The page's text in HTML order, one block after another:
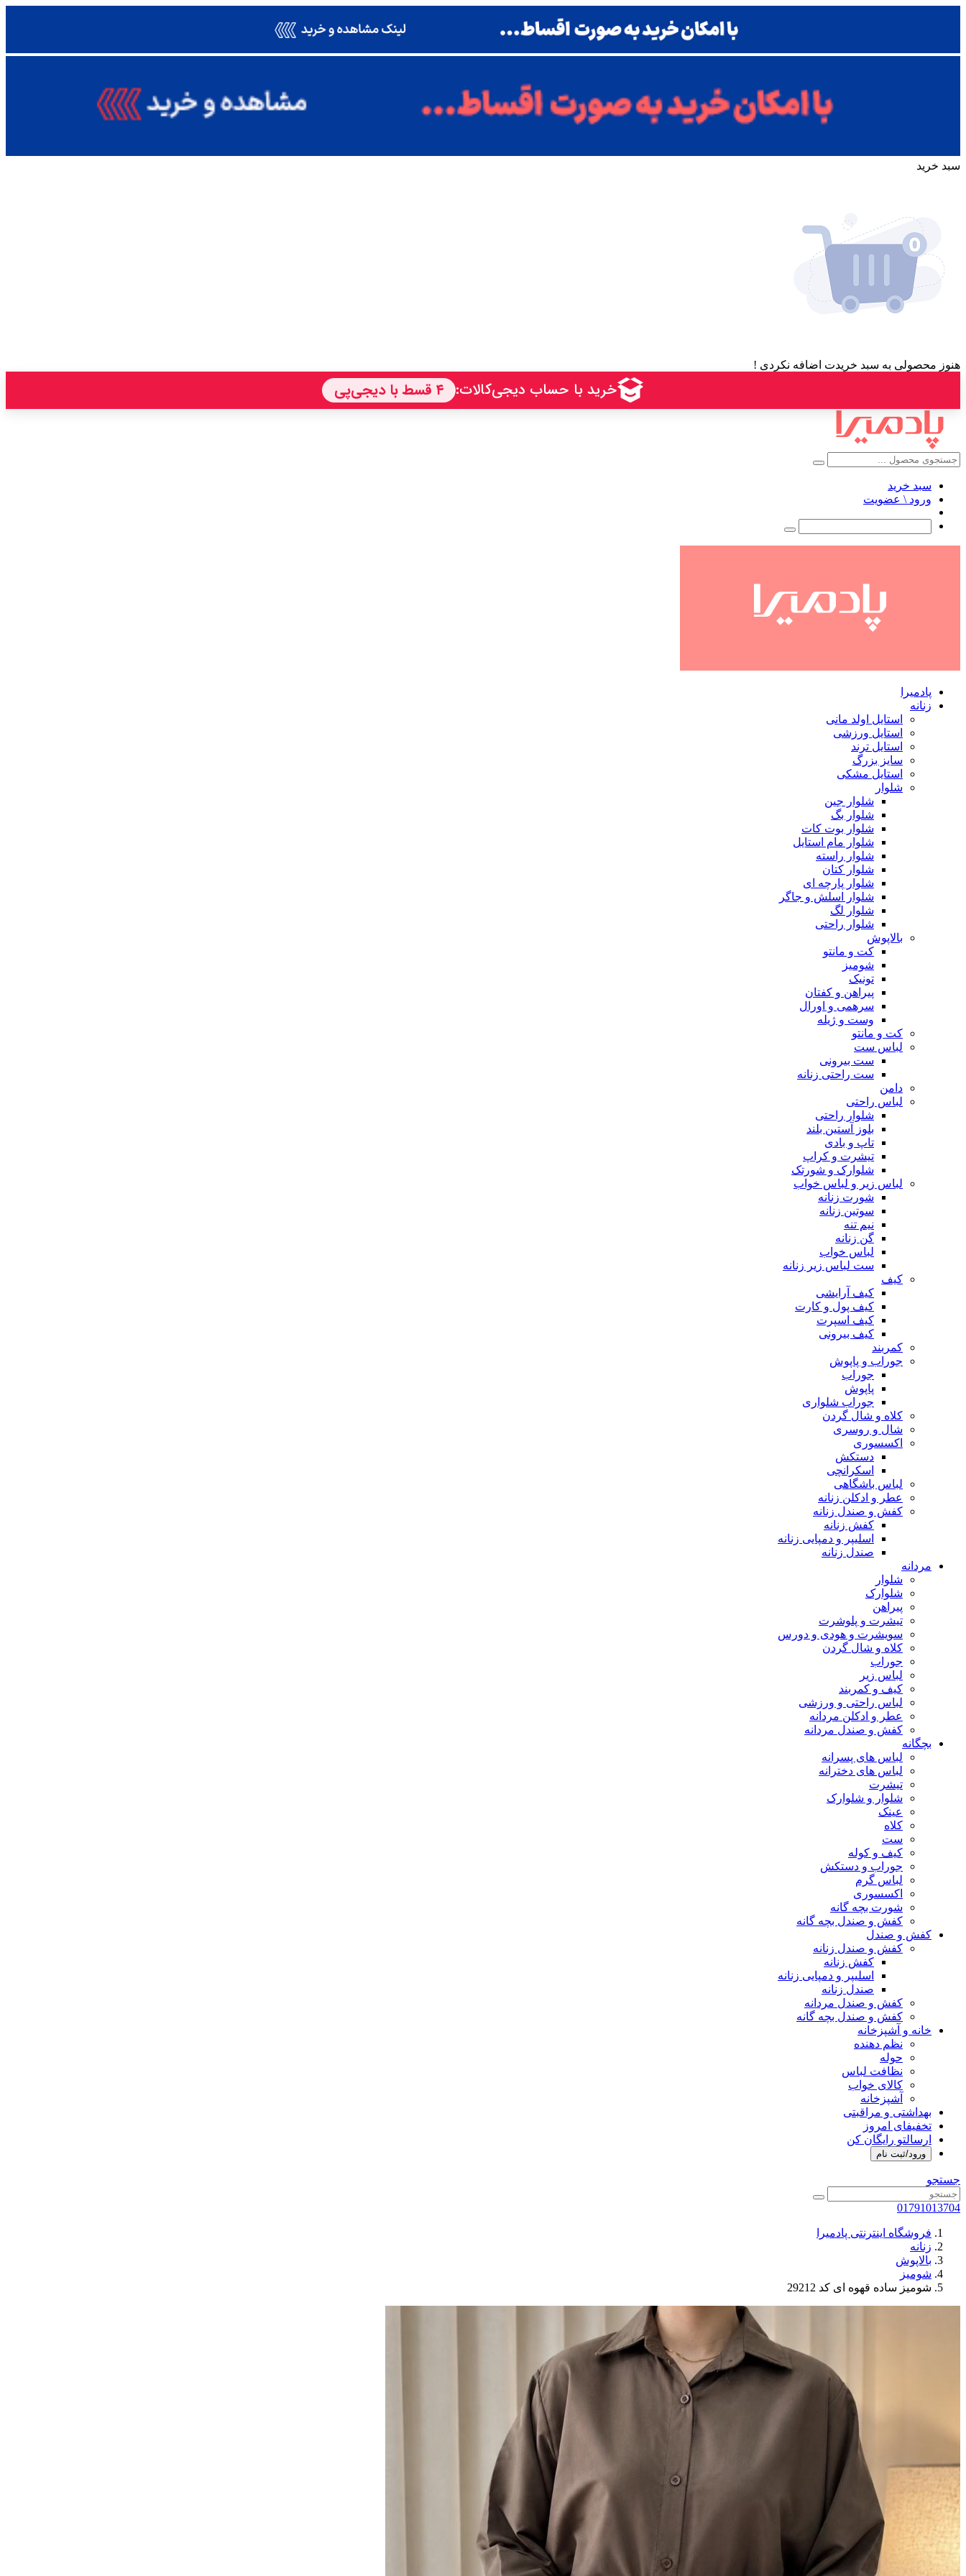
سبد خرید
هنوز محصولی به سبد خریدت اضافه نکردی !
سبد خرید
ورود \ عضویت
پادمیرا
زنانه
استایل اولد مانی
استایل ورزشی
استایل ترند
سایز بزرگ
استایل مشکی
شلوار
شلوار جین
شلوار بگ
شلوار بوت کات
شلوار مام استایل
شلوار راسته
شلوار کتان
شلوار پارچه ای
شلوار اسلش و جاگر
شلوار لگ
شلوار راحتی
بالاپوش
کت و مانتو
شومیز
تونیک
پیراهن و کفتان
سرهمی و اورال
وست و ژیله
کت و مانتو
لباس ست
ست بیرونی
ست راحتی زنانه
دامن
لباس راحتی
شلوار راحتی
بلوز آستین بلند
تاپ و بادی
تیشرت و کراپ
شلوارک و شورتک
لباس زیر و لباس خواب
شورت زنانه
سوتین زنانه
نیم تنه
گن زنانه
لباس خواب
ست لباس زیر زنانه
کیف
کیف آرایشی
کیف پول و کارت
کیف اسپرت
کیف بیرونی
کمربند
جوراب و پاپوش
جوراب
پاپوش
جوراب شلواری
کلاه و شال گردن
شال و روسری
اکسسوری
دستکش
اسکرانچی
لباس باشگاهی
عطر و ادکلن زنانه
کفش و صندل زنانه
کفش زنانه
اسلیپر و دمپایی زنانه
صندل زنانه
مردانه
شلوار
شلوارک
پیراهن
تیشرت و پلوشرت
سویشرت و هودی و دورس
کلاه و شال گردن
جوراب
لباس زیر
کیف و کمربند
لباس راحتی و ورزشی
عطر و ادکلن مردانه
کفش و صندل مردانه
بچگانه
لباس های پسرانه
لباس های دخترانه
تیشرت
شلوار و شلوارک
عینک
کلاه
ست
کیف و کوله
جوراب و دستکش
لباس گرم
اکسسوری
شورت بچه گانه
کفش و صندل بچه گانه
کفش و صندل
کفش و صندل زنانه
کفش زنانه
اسلیپر و دمپایی زنانه
صندل زنانه
کفش و صندل مردانه
کفش و صندل بچه گانه
خانه و آشپزخانه
نظم دهنده
حوله
نظافت لباس
کالای خواب
آشپزخانه
بهداشتی و مراقبتی
تخفیفای امروز
ارسالتو رایگان کن
ورود/ثبت نام
جستجو
01791013704
فروشگاه اینترنتی پادمیرا
زنانه
بالاپوش
شومیز
شومیز ساده قهوه ای کد 29212